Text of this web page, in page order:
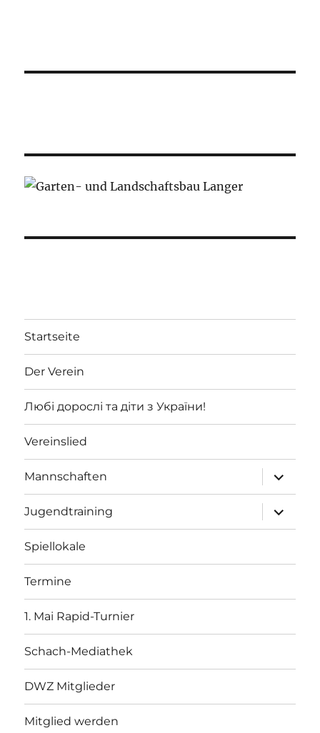
Startseite
Der Verein
Любі дорослі та діти з України!
Vereinslied
Mannschaften
öffnen
Jugendtraining
öffnen
Spiellokale
Termine
1. Mai Rapid-Turnier
Schach-Mediathek
DWZ Mitglieder
Mitglied werden